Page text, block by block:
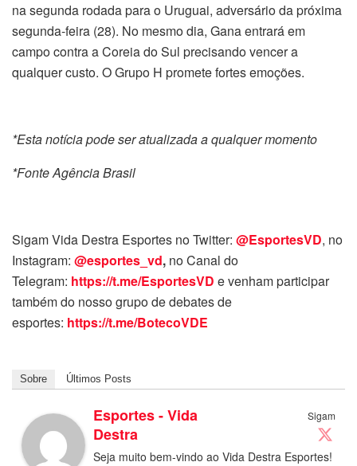
na segunda rodada para o Uruguai, adversário da próxima
segunda-feira (28). No mesmo dia, Gana entrará em
campo contra a Coreia do Sul precisando vencer a
qualquer custo. O Grupo H promete fortes emoções.
*Esta notícia pode ser atualizada a qualquer momento
*Fonte Agência Brasil
Sigam Vida Destra Esportes no Twitter: @EsportesVD, no
Instagram: @esportes_vd, no Canal do
Telegram: https://t.me/EsportesVD e venham participar
também do nosso grupo de debates de
esportes: https://t.me/BotecoVDE
Sobre Últimos Posts
Sigam
Esportes - Vida
Destra
Seja muito bem-vindo ao Vida Destra Esportes!